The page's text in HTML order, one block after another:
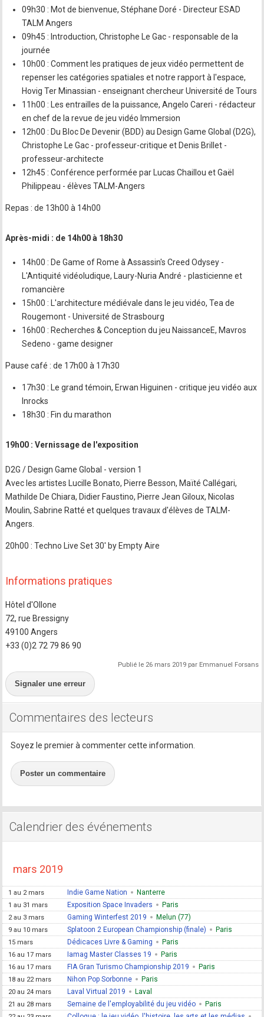
09h30 : Mot de bienvenue, Stéphane Doré - Directeur ESAD
TALM Angers
09h45 : Introduction, Christophe Le Gac - responsable de la
journée
10h00 : Comment les pratiques de jeux vidéo permettent de
repenser les catégories spatiales et notre rapport à l'espace,
Hovig Ter Minassian - enseignant chercheur Université de Tours
11h00 : Les entrailles de la puissance, Angelo Careri - rédacteur
en chef de la revue de jeu vidéo Immersion
12h00 : Du Bloc De Devenir (BDD) au Design Game Global (D2G),
Christophe Le Gac - professeur-critique et Denis Brillet -
professeur-architecte
12h45 : Conférence performée par Lucas Chaillou et Gaël
Philippeau - élèves TALM-Angers
Repas : de 13h00 à 14h00
Après-midi : de 14h00 à 18h30
14h00 : De Game of Rome à Assassin's Creed Odysey -
L'Antiquité vidéoludique, Laury-Nuria André - plasticienne et
romancière
15h00 : L'architecture médiévale dans le jeu vidéo, Tea de
Rougemont - Université de Strasbourg
16h00 : Recherches & Conception du jeu NaissanceE, Mavros
Sedeno - game designer
Pause café : de 17h00 à 17h30
17h30 : Le grand témoin, Erwan Higuinen - critique jeu vidéo aux
Inrocks
18h30 : Fin du marathon
19h00 : Vernissage de l'exposition
D2G / Design Game Global - version 1
Avec les artistes Lucille Bonato, Pierre Besson, Maïté Callégari,
Mathilde De Chiara, Didier Faustino, Pierre Jean Giloux, Nicolas
Moulin, Sabrine Ratté et quelques travaux d'élèves de TALM-
Angers.
20h00 : Techno Live Set 30' by Empty Aire
Informations pratiques
Hôtel d'Ollone
72, rue Bressigny
49100 Angers
+33 (0)2 72 79 86 90
Publié le 26 mars 2019 par Emmanuel Forsans
Signaler une erreur
Commentaires des lecteurs
Soyez le premier à commenter cette information.
Poster un commentaire
Calendrier des événements
mars 2019
1 au 2 mars Indie Game Nation Nanterre
1 au 31 mars Exposition Space Invaders Paris
2 au 3 mars Gaming Winterfest 2019 Melun (77)
9 au 10 mars Splatoon 2 European Championship (finale) Paris
15 mars Dédicaces Livre & Gaming Paris
16 au 17 mars Iamag Master Classes 19 Paris
16 au 17 mars FIA Gran Turismo Championship 2019 Paris
18 au 22 mars Nihon Pop Sorbonne Paris
20 au 24 mars Laval Virtual 2019 Laval
21 au 28 mars Semaine de l'employabilité du jeu vidéo Paris